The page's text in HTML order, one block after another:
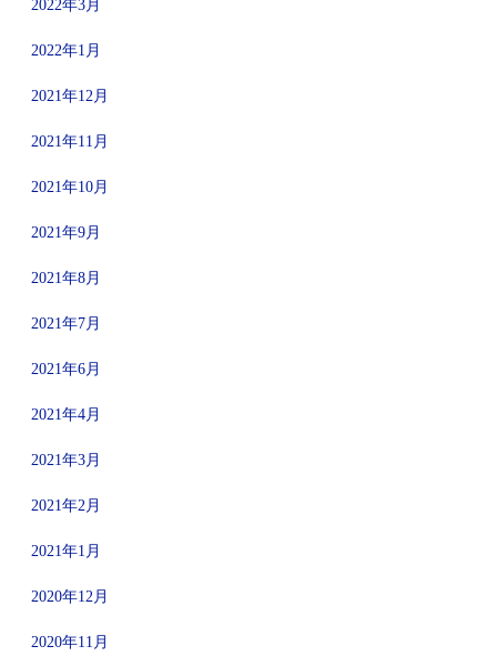
2022年3月
2022年1月
2021年12月
2021年11月
2021年10月
2021年9月
2021年8月
2021年7月
2021年6月
2021年4月
2021年3月
2021年2月
2021年1月
2020年12月
2020年11月